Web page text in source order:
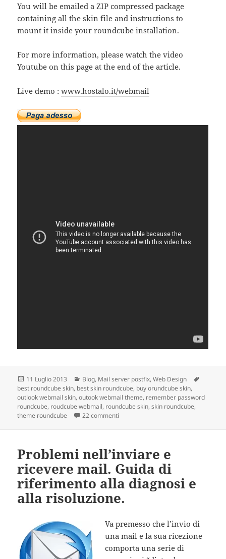
You will be emailed a ZIP compressed package
containing all the skin file and instructions to
mount it inside your roundcube installation.
For more information, please watch the video
Youtube on this page at the end of the article.
Live demo :www.hostalo.it/webmail
Scritto
il
11 Luglio 2013 Categorie
Blog, Mail server postfix,Web Design
best roundcube skin, best skin roundcube, buy orundcube skin,
outlook webmail skin,outook webmail theme, remember password
roundcube, roudcube webmail, roundcube skin,skin roundcube,
theme roundcube
22 commenti
Problemi nell’inviare e
ricevere mail. Guida di
riferimento alla diagnosi e
alla risoluzione.
Va premesso che l’invio di
una mail e la sua ricezione
comporta una serie di